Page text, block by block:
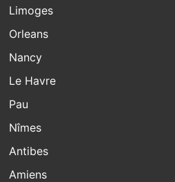
Limoges
Orleans
Nancy
Le Havre
Pau
Nîmes
Antibes
Amiens